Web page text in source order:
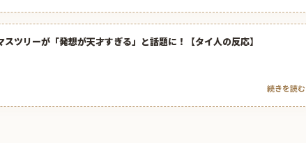
ツリーが「発想が天才すぎる」と話題に！【タイ人の反応】
続きを読む